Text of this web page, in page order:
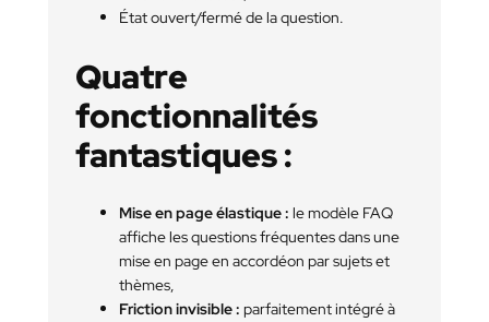
État ouvert/fermé de la question.
Quatre
fonctionnalités
fantastiques :
Mise en page élastique : le modèle FAQ
affiche les questions fréquentes dans une
mise en page en accordéon par sujets et
thèmes,
Friction invisible : parfaitement intégré à